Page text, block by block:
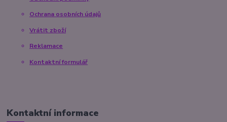
Ochrana osobních údajů
Vrátit zboží
Reklamace
Kontaktní formulář
Kontaktní informace